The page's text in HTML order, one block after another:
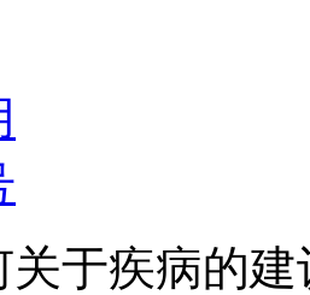
于疾病的